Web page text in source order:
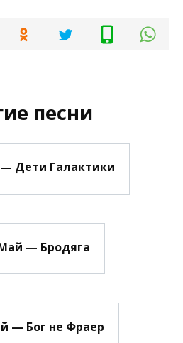
песни
Дети Галактики
— Бродяга
— Бог не Фраер